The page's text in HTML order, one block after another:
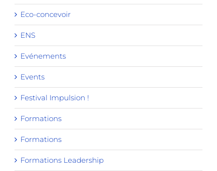
Eco-concevoir
ENS
Evénements
Events
Festival Impulsion !
Formations
Formations
Formations Leadership